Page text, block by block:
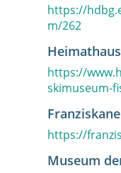
https://
m/262
https://
skimuseum-
https://
Museum